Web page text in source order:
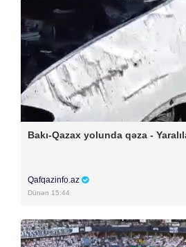
Bakı-Qazax yolunda qəza -
Qafqazinfo.az
Dünən 15:44